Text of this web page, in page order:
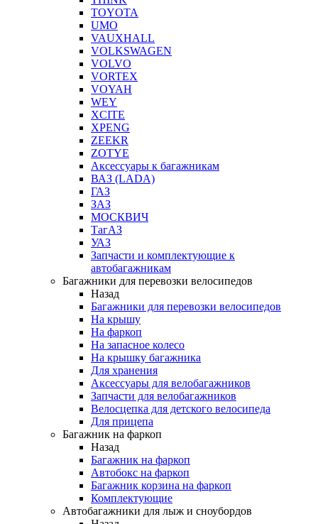
TOYOTA
UMO
VAUXHALL
VOLKSWAGEN
VOLVO
VORTEX
VOYAH
WEY
XCITE
XPENG
ZEEKR
ZOTYE
Аксессуары к багажникам
ВАЗ (LADA)
ГАЗ
ЗАЗ
МОСКВИЧ
ТагАЗ
УАЗ
Запчасти и комплектующие к
автобагажникам
Багажники для перевозки велосипедов
Назад
Багажники для перевозки велосипедов
На крышу
На фаркоп
На запасное колесо
На крышку багажника
Для хранения
Аксессуары для велобагажников
Запчасти для велобагажников
Велосцепка для детского велосипеда
Для прицепа
Багажник на фаркоп
Назад
Багажник на фаркоп
Автобокс на фаркоп
Багажник корзина на фаркоп
Комплектующие
Автобагажники для лыж и сноубордов